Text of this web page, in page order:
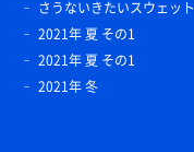
さうないきたいスウェット
2021年 夏 その1
2021年 夏 その1
2021年 冬